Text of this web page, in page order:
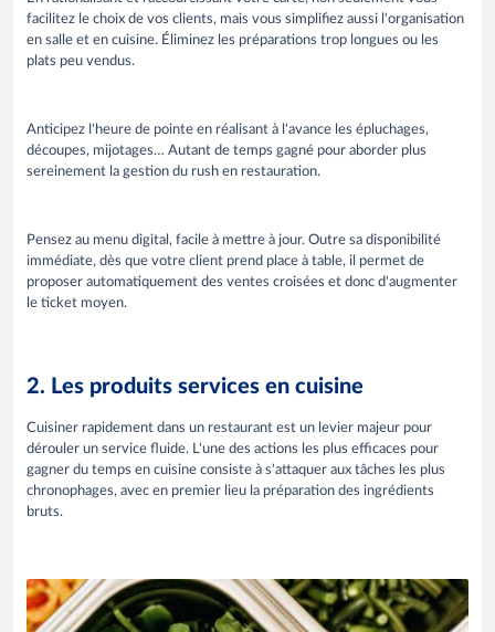
facilitez le choix de vos clients, mais vous simplifiez aussi l'organisation
en salle et en cuisine. Éliminez les préparations trop longues ou les
plats peu vendus.
Anticipez l'heure de pointe en réalisant à l'avance les épluchages,
découpes, mijotages… Autant de temps gagné pour aborder plus
sereinement la gestion du rush en restauration.
Pensez au menu digital, facile à mettre à jour. Outre sa disponibilité
immédiate, dès que votre client prend place à table, il permet de
proposer automatiquement des ventes croisées et donc d'augmenter
le ticket moyen.
2. Les produits services en cuisine
Cuisiner rapidement dans un restaurant est un levier majeur pour
dérouler un service fluide. L'une des actions les plus efficaces pour
gagner du temps en cuisine consiste à s'attaquer aux tâches les plus
chronophages, avec en premier lieu la préparation des ingrédients
bruts.